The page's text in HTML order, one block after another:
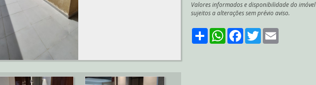
Valores informados e disponibilidade do imóvel
sujeitos a alterações sem prévio aviso.
ShareWhatsApp
Facebook
Twitter